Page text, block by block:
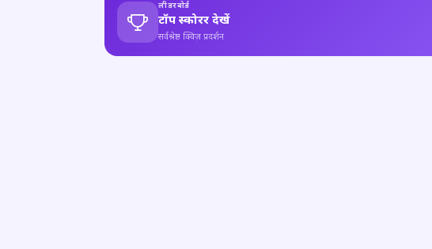
लीडरबोर्ड
टॉप स्कोरर देखें
सर्वश्रेष्ठ क्विज़ प्रदर्शन